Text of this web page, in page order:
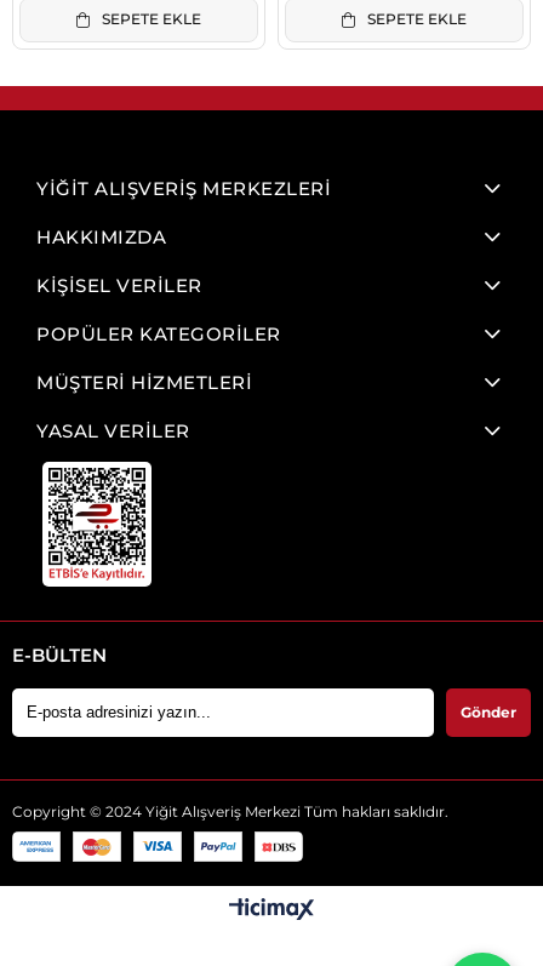
SEPETE EKLE SEPETE EKLE
YİĞİT ALIŞVERİŞ MERKEZLERİ
HAKKIMIZDA
KİŞİSEL VERİLER
POPÜLER KATEGORİLER
MÜŞTERİ HİZMETLERİ
YASAL VERİLER
E-BÜLTEN
Gönder
Copyright © 2024 Yiğit Alışveriş Merkezi Tüm hakları saklıdır.